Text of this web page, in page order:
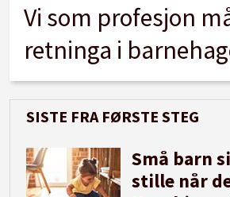
Vi som profesjon
retninga i
SISTE FRA FØRSTE STEG
Små barn
stille når